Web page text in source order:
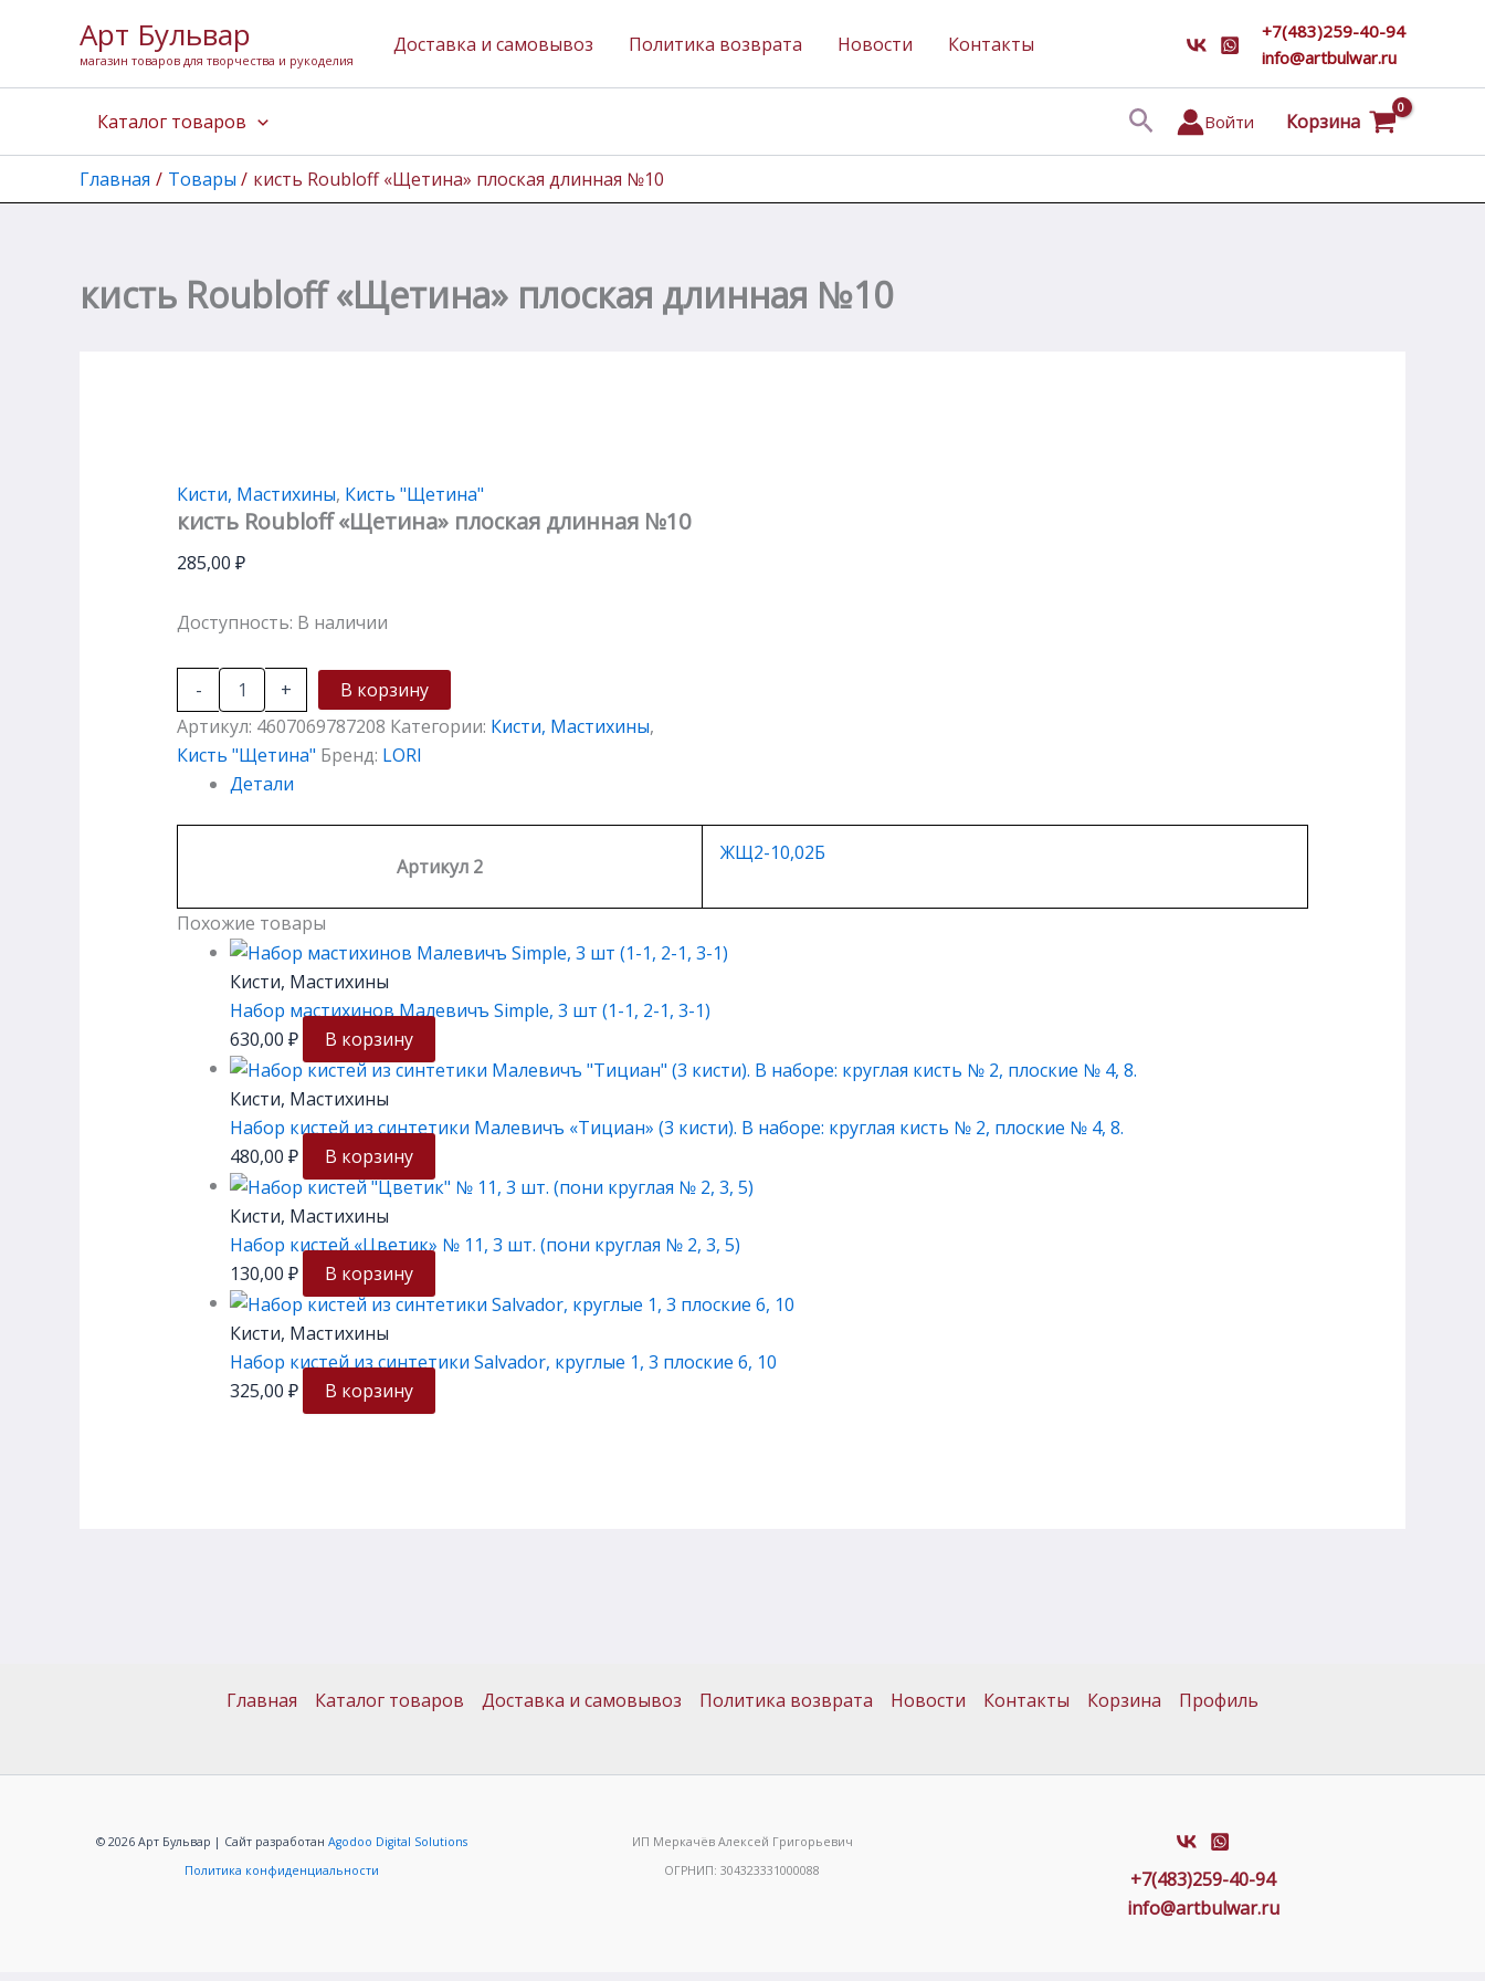
содержимому
Арт Бульвар
магазин товаров для творчества и рукоделия
Доставка и самовывоз Политика возврата Новости Контакты
+7(483)259-40-94
info@artbulwar.ru
Каталог товаров ПоискВойти Корзина
Главная Товары кисть Roubloff «Щетина» плоская длинная №10
кисть Roubloff «Щетина» плоская длинная №10
Кисти, Мастихины, Кисть "Щетина"
кисть Roubloff «Щетина» плоская длинная №10
285,00 ₽
Доступность: В наличии
-
товара
кисть
Roubloff
плоская
+
В корзину
Артикул: 4607069787208 Категории: Кисти, Мастихины,
Кисть "Щетина" Бренд: LORI
Детали
Артикул 2
ЖЩ2-10,02Б
Похожие товары
Кисти, Мастихины
Набор мастихинов Малевичъ Simple, 3 шт (1-1, 2-1, 3-1)
630,00 ₽ В корзину
Кисти, Мастихины
Набор кистей из синтетики Малевичъ «Тициан» (3 кисти). В наборе: круглая кисть № 2, плоские № 4, 8.
480,00 ₽ В корзину
Кисти, Мастихины
Набор кистей «Цветик» № 11, 3 шт. (пони круглая № 2, 3, 5)
130,00 ₽ В корзину
Кисти, Мастихины
Набор кистей из синтетики Salvador, круглые 1, 3 плоские 6, 10
325,00 ₽ В корзину
Главная Каталог товаров Доставка и самовывоз Политика возврата Новости Контакты Корзина Профиль
© 2026 Арт Бульвар | Сайт разработанAgodoo Digital Solutions
Политика конфиденциальности
ИП Меркачёв Алексей Григорьевич
ОГРНИП: 304323331000088
+7(483)259-40-94
info@artbulwar.ru